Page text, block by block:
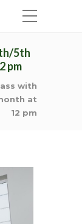
5th
pm
with
at
12 pm